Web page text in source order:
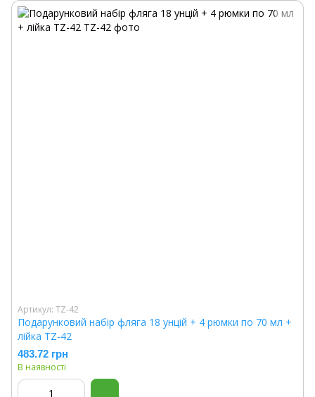
Артикул: TZ-42
Подарунковий набір фляга 18 унцій + 4 рюмки по 70 мл +
лійка TZ-42
483.72 грн
В наявності